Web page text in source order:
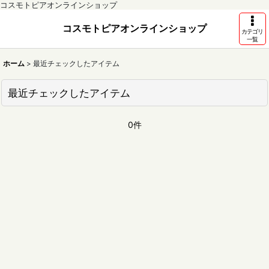
コスモトピアオンラインショップ
コスモトピアオンラインショップ
カテゴリ
一覧
ホーム > 最近チェックしたアイテム
最近チェックしたアイテム
0件